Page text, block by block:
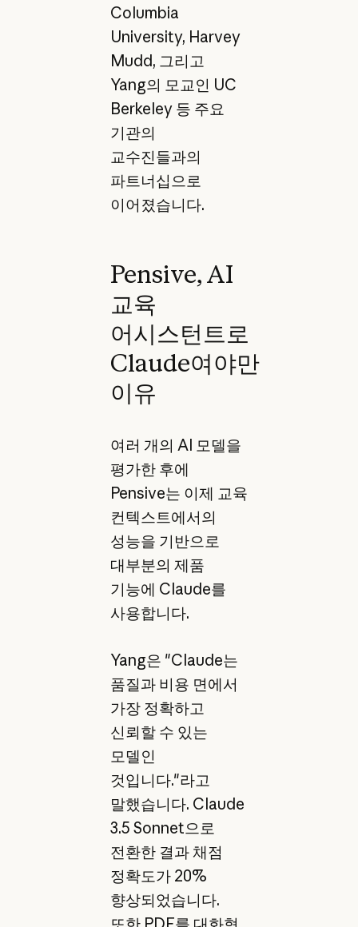
Columbia
University, Harvey
Mudd, 그리고
Yang의 모교인 UC
Berkeley 등 주요
기관의
교수진들과의
파트너십으로
이어졌습니다.
Pensive, AI
교육
어시스턴트로
Claude여야만
이유
여러 개의 AI 모델을
평가한 후에
Pensive는 이제 교육
컨텍스트에서의
성능을 기반으로
대부분의 제품
기능에 Claude를
사용합니다.
Yang은 "Claude는
품질과 비용 면에서
가장 정확하고
신뢰할 수 있는
모델인
것입니다."라고
말했습니다. Claude
3.5 Sonnet으로
전환한 결과 채점
정확도가 20%
향상되었습니다.